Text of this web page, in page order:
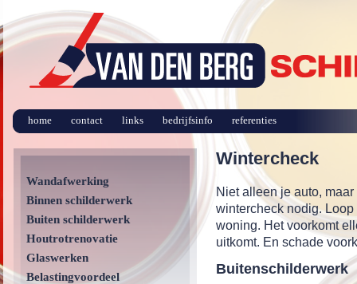
home contact links bedrijfsinfo referenties
Wandafwerking
Binnen schilderwerk
Buiten schilderwerk
Houtrotrenovatie
Glaswerken
Belastingvoordeel
Wintercheck
Niet alleen je auto,
wintercheck nodig.
woning. Het voorkomt
uitkomt. En schade
Buitenschilderwerk